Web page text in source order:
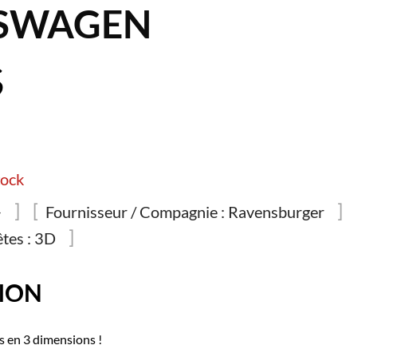
Fournisseur / Compagnie : Ravensburger
: 3D
en 3 dimensions !